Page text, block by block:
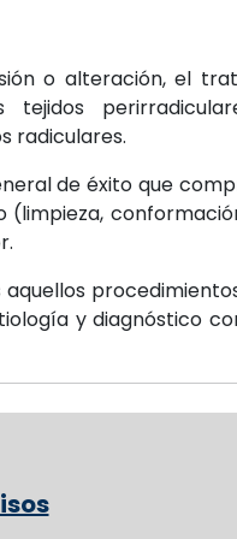
o alteración, el
radiculares.
de éxito que
y diagnóstico